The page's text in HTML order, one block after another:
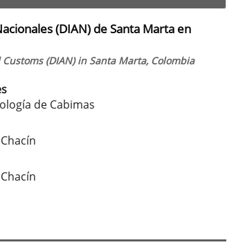
(DIAN) de Santa Marta en
(DIAN) in Santa Marta, Colombia
de Cabimas